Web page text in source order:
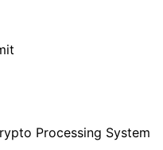
Processing System